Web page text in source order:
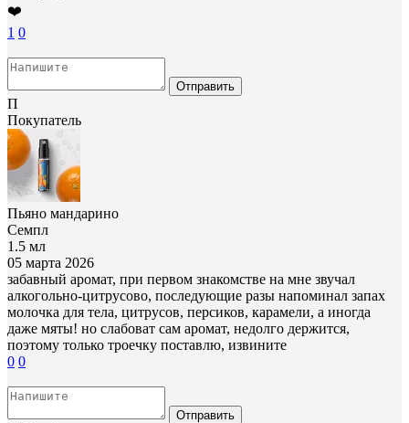
❤️
1 0
Отправить
П
Покупатель
Пьяно мандарино
Семпл
1.5 мл
05 марта 2026
забавный аромат, при первом знакомстве на мне звучал
алкогольно-цитрусово, последующие разы напоминал запах
молочка для тела, цитрусов, персиков, карамели, а иногда
даже мяты! но слабоват сам аромат, недолго держится,
поэтому только троечку поставлю, извините
0 0
Отправить